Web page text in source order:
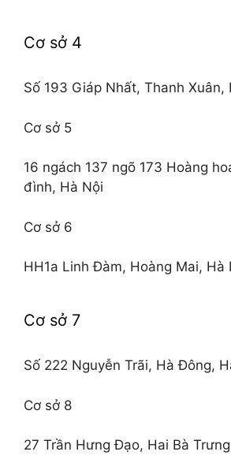
Cơ sở 4
Số 193 Giáp Nhất, Thanh Xuân,
Cơ sở 5
16 ngách 137 ngõ 173 Hoàng
đình, Hà Nội
Cơ sở 6
HH1a Linh Đàm, Hoàng Mai, Hà
Cơ sở 7
Số 222 Nguyễn Trãi, Hà Đông,
Cơ sở 8
27 Trần Hưng Đạo, Hai Bà